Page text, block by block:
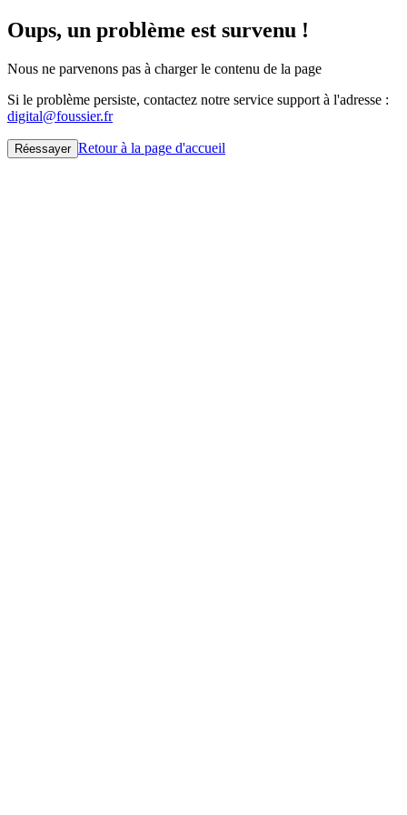
Oups, un problème est survenu !
Nous ne parvenons pas à charger le contenu de la page
Si le problème persiste, contactez notre service support à l'adresse :
digital@foussier.fr
Réessayer Retour à la page d'accueil